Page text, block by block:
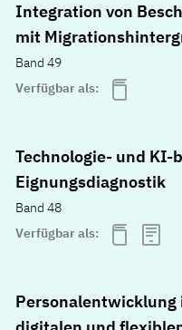
Integration von
mit
Band 49
Verfügbar als:
Technologie- und KI-
Eignungsdiagnostik
Band 48
Verfügbar als:
Personalentwicklung